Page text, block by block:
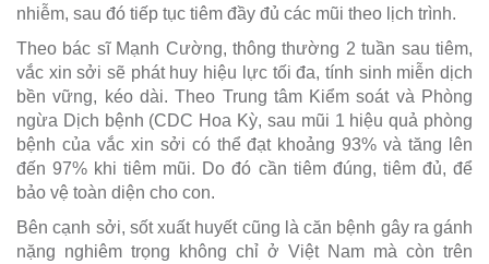
nhiễm, sau đó tiếp tục tiêm đầy đủ các mũi theo lịch trình.
Theo bác sĩ Mạnh Cường, thông thường 2 tuần sau tiêm,
vắc xin sởi sẽ phát huy hiệu lực tối đa, tính sinh miễn dịch
bền vững, kéo dài. Theo Trung tâm Kiểm soát và Phòng
ngừa Dịch bệnh (CDC Hoa Kỳ, sau mũi 1 hiệu quả phòng
bệnh của vắc xin sởi có thể đạt khoảng 93% và tăng lên
đến 97% khi tiêm mũi. Do đó cần tiêm đúng, tiêm đủ, để
bảo vệ toàn diện cho con.
Bên cạnh sởi, sốt xuất huyết cũng là căn bệnh gây ra gánh
nặng nghiêm trọng không chỉ ở Việt Nam mà còn trên